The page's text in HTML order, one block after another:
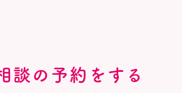
談の予約をする